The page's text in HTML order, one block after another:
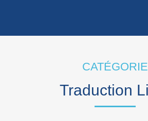
CATÉGORIE
Traduction